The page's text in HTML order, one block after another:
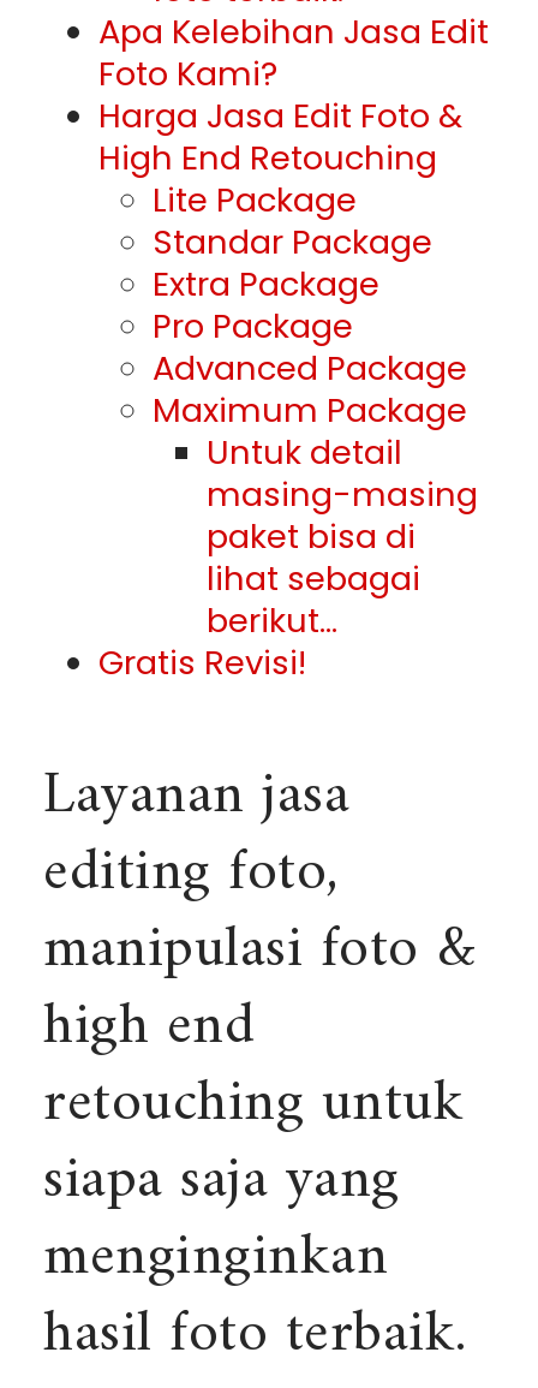
Apa Kelebihan Jasa Edit
Foto Kami?
Harga Jasa Edit Foto &
High End Retouching
Lite Package
Standar Package
Extra Package
Pro Package
Advanced Package
Maximum Package
Untuk detail
masing-masing
paket bisa di
lihat sebagai
berikut…
Gratis Revisi!
Layanan jasa
editing foto,
manipulasi foto &
high end
retouching untuk
siapa saja yang
menginginkan
hasil foto terbaik.